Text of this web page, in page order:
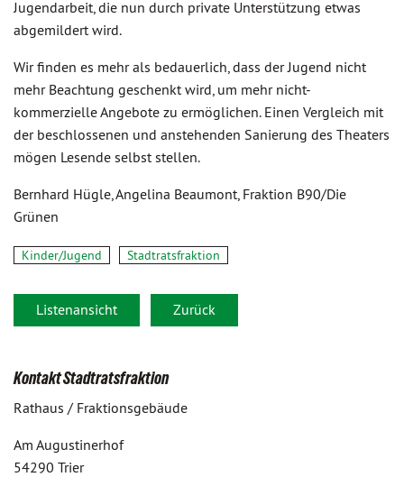
Jugendarbeit, die nun durch private Unterstützung etwas
abgemildert wird.
Wir finden es mehr als bedauerlich, dass der Jugend nicht
mehr Beachtung geschenkt wird, um mehr nicht-
kommerzielle Angebote zu ermöglichen. Einen Vergleich mit
der beschlossenen und anstehenden Sanierung des Theaters
mögen Lesende selbst stellen.
Bernhard Hügle, Angelina Beaumont, Fraktion B90/Die
Grünen
Kinder/Jugend Stadtratsfraktion
Listenansicht Zurück
Kontakt Stadtratsfraktion
Rathaus / Fraktionsgebäude
Am Augustinerhof
54290 Trier